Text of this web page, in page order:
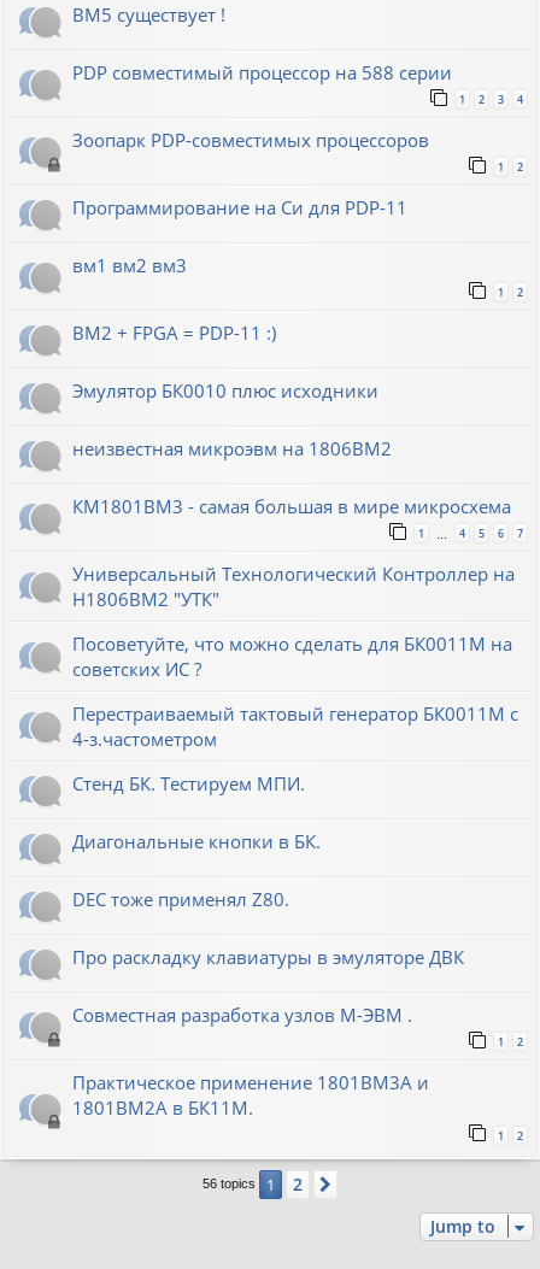
ВМ5 существует !
PDP совместимый процессор на 588 серии
1 2 3 4
Зоопарк PDP-совместимых процессоров
1 2
Программирование на Си для PDP-11
вм1 вм2 вм3
1 2
ВМ2 + FPGA = PDP-11 :)
Эмулятор БК0010 плюс исходники
неизвестная микроэвм на 1806ВМ2
КМ1801ВМ3 - самая большая в мире микросхема
1 … 4 5 6 7
Универсальный Технологический Контроллер на
Н1806ВМ2 "УТК"
Посоветуйте, что можно сделать для БК0011М на
советских ИС ?
Перестраиваемый тактовый генератор БК0011М с
4-з.частометром
Стенд БК. Тестируем МПИ.
Диагональные кнопки в БК.
DEC тоже применял Z80.
Про раскладку клавиатуры в эмуляторе ДВК
Совместная разработка узлов М-ЭВМ .
1 2
Практическое применение 1801ВМ3А и
1801ВМ2А в БК11М.
1 2
56 topics 1 2
Jump to